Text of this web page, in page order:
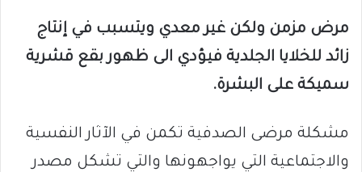
مرض مزمن ولكن غير معدي ويتسبب في إنتاج
زائد للخلايا الجلدية فيؤدي الى ظهور بقع قشرية
سميكة على البشرة.
مشكلة مرضى الصدفية تكمن في الآثار النفسية
والاجتماعية التي يواجهونها والتي تشكل مصدر